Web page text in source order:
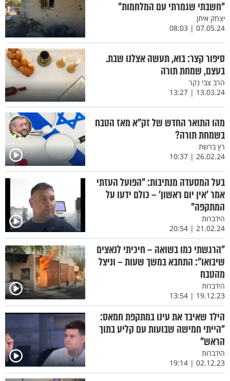
"חשבתי שגמרתי עם המלחמות"
יצחק איתן
07.05.24 | 08:03
סיפור קצר: בוא, תעשה אצלנו שבת.
בעצם, שמחת תורה
הרב צבי נקר
13.03.24 | 13:27
מהו התואר החדש של זק"א מאז הטבח
בשמחת תורה?
רץ ברשת
26.02.24 | 10:37
בעל המסעדה מנתיבות: "הפועל העזתי
אמר 'אין יום ראשון' – כולם ידעו על
המתקפה"
הידברות
21.02.24 | 20:54
"הרגשתי כמו בשואה – חיכיתי לנאצים
שיבואו": התחבא במשך שעות – וניצל
מהטבח
הידברות
19.12.23 | 13:54
הילד שאיבד את עינו במתקפת חמאס:
"הייתי חמישה שבועות עם קליע בתוך
הראש"
הידברות
02.12.23 | 19:14